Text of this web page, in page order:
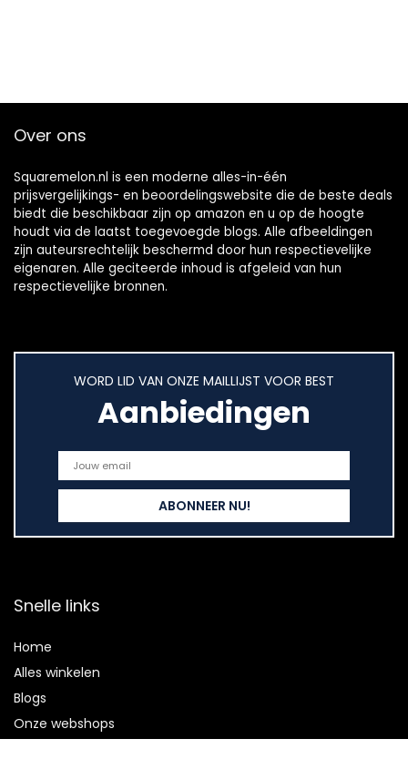
Over ons
Squaremelon.nl is een moderne alles-in-één
prijsvergelijkings- en beoordelingswebsite die de beste deals
biedt die beschikbaar zijn op amazon en u op de hoogte
houdt via de laatst toegevoegde blogs. Alle afbeeldingen
zijn auteursrechtelijk beschermd door hun respectievelijke
eigenaren. Alle geciteerde inhoud is afgeleid van hun
respectievelijke bronnen.
WORD LID VAN ONZE MAILLIJST VOOR BEST
Aanbiedingen
Snelle links
Home
Alles winkelen
Blogs
Onze webshops